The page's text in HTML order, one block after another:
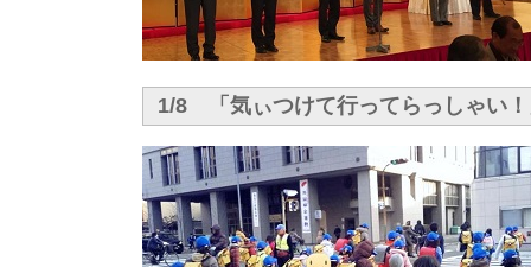
1/8 「気ぃつけて行ってらっしゃい